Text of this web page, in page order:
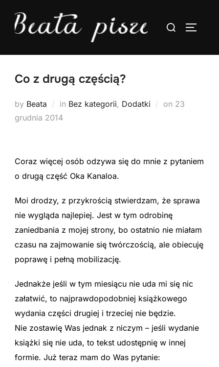
content
Search
Co z drugą częścią?
by Beata in Bez kategorii, Dodatki on Posted
23
grudnia 2014
Coraz więcej osób odzywa się do mnie z pytaniem
o drugą część Oka Kanaloa.
Moi drodzy, z przykrością stwierdzam, że sprawa
nie wygląda najlepiej. Jest w tym odrobinę
zaniedbania z mojej strony, bo ostatnio nie miałam
czasu na zajmowanie się twórczością, ale obiecuję
poprawę i pełną mobilizację.
Jednakże jeśli w tym miesiącu nie uda mi się nic
załatwić, to najprawdopodobniej książkowego
wydania części drugiej i trzeciej nie będzie.
Nie zostawię Was jednak z niczym – jeśli wydanie
książki się nie uda, to tekst udostępnię w innej
formie. Już teraz mam do Was pytanie: